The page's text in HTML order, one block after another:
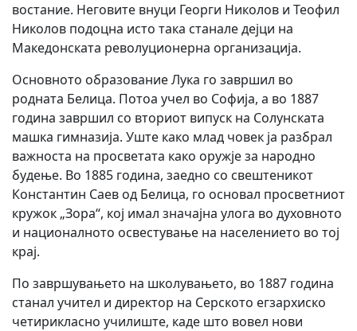
востание. Неговите внуци Георги Николов и Теофил
Николов подоцна исто така станале дејци на
Македонската револуционерна организација.
Основното образование Лука го завршил во
родната Белица. Потоа учел во Софија, а во 1887
година завршил со вториот випуск на Солунската
машка гимназија. Уште како млад човек ја разбрал
важноста на просветата како оружје за народно
будење. Во 1885 година, заедно со свештеникот
Константин Саев од Белица, го основал просветниот
кружок „Зора“, кој имал значајна улога во духовното
и националното освестување на населението во тој
крај.
По завршувањето на школувањето, во 1887 година
станал учител и директор на Серското егзархиско
четирикласно училиште, каде што вовел нови